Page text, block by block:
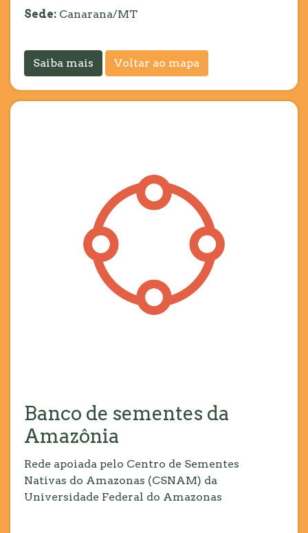
Sede: Canarana/MT
Saiba mais Voltar ao mapa
Banco de sementes da
Amazônia
Rede apoiada pelo Centro de Sementes
Nativas do Amazonas (CSNAM) da
Universidade Federal do Amazonas